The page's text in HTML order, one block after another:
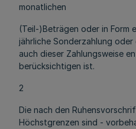
monatlichen
(Teil-)Beträgen oder in Form
jährliche Sonderzahlung
auch dieser Zahlungsweise
berücksichtigen ist.
2
Die nach den
Höchstgrenzen sind -